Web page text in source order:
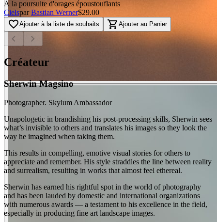
À la poursuite d'orages époustouflants
Cielspar Bastian Werner$29.00
favorite_borderAjouter à la liste de souhaits shopping_cart Ajouter au Panier
chevron_left chevron_right
Créateur
Sherwin Magsino
Photographer. Skylum Ambassador
Unapologetic in brandishing his post-processing skills, Sherwin sees
what’s invisible to others and translates his images so they look the
way he imagined when taking them.
This results in compelling, emotive visual stories for others to
appreciate and remember. His style straddles the line between reality
and surrealism, resulting in works that almost feel ethereal.
Sherwin has earned his rightful spot in the world of photography
and has been lauded by domestic and international organizations
with numerous awards — a testament to his excellence in the field,
especially in producing fine art landscape images.